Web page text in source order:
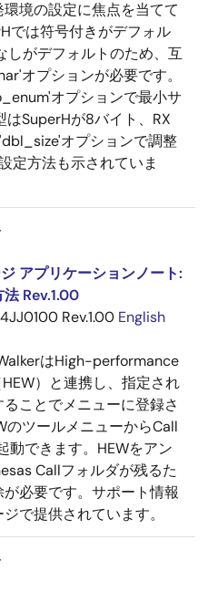
境の設定に焦点を当てて
では符号付きがデフォル
しがデフォルトのため、互
オプションが必要です。
オプションで最小サ
SuperHが8バイト、RX
オプションで調整
定方法も示されていま
アプリケーションノート:
Rev.1.00
Rev.1.00 English
はHigh-performance
）と連携し、指定され
ことでメニューに登録さ
のツールメニューからCall
動できます。HEWをアン
Callフォルダが残るた
必要です。サポート情報
で提供されています。